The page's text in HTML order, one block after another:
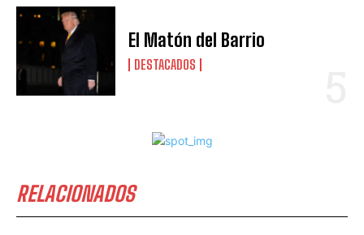
El Matón del Barrio
DESTACADOS
RELACIONADOS